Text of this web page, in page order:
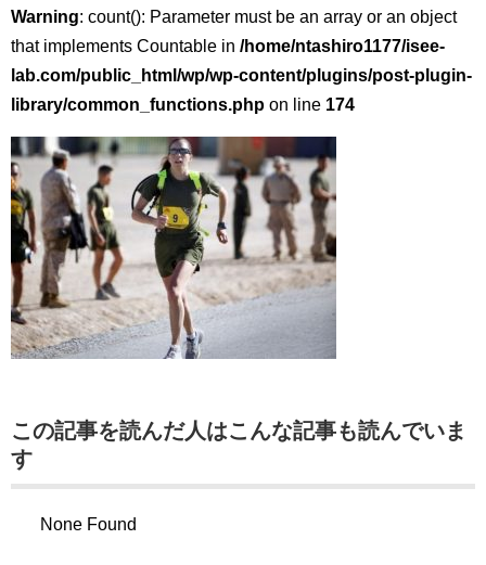
Warning: count(): Parameter must be an array or an object
that implements Countable in /home/ntashiro1177/isee-
lab.com/public_html/wp/wp-content/plugins/post-plugin-
library/common_functions.php on line 174
この記事を読んだ人はこんな記事も読んでいま
す
None Found